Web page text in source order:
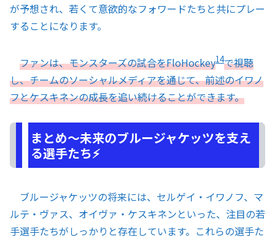
が予想され、若くて意欲的なフォワードたちと共にプレー
することになります。
ファンは、モンスターズの試合をFloHockey14で視聴
し、チームのソーシャルメディアを通じて、前述のイワノ
フとケスキネンの成長を追い続けることができます。
まとめ〜未来のブルージャケッツを支え
る選手たち⚡
ブルージャケッツの将来には、セルゲイ・イワノフ、マ
ルテ・ヴァス、オイヴァ・ケスキネンといった、注目の若
手選手たちがしっかりと存在しています。これらの選手た